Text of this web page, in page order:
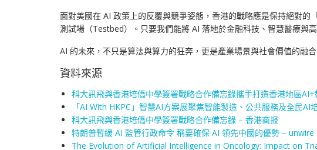
面對美國在 AI 政策上的反覆與競爭姿態，香港的戰略應是保持絕對
測試場（Testbed）。只要我們能將 AI 落地於金融科技、智慧醫療與
AI 的未來，不只是算法與算力的狂奔，更是產業場景與社會價值的融
資料來源
科大訊飛與香港培僑中學簽署戰略合作備忘錄攜手打造香港地區
「AI With HKPC」智慧AI方案展聚焦智能製造、公共服務及全民AI
科大訊飛與香港培僑中學簽署戰略合作備忘錄 – 香港商报
特朗普暫緩 AI 監管行政命令 稱要確保 AI 領先中國的優勢 – unwire
The Evolution of Artificial Intelligence in Oncology: Impact on